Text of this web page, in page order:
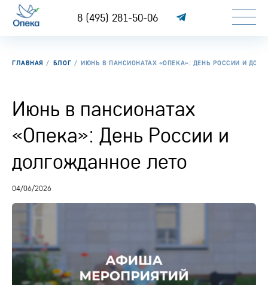
8 (495) 281-50-06
ГЛАВНАЯ БЛОГ ИЮНЬ В ПАНСИОНАТАХ «ОПЕКА»: ДЕНЬ РОССИИ И
Июнь в пансионатах
«Опека»: День России и
долгожданное лето
04/06/2026